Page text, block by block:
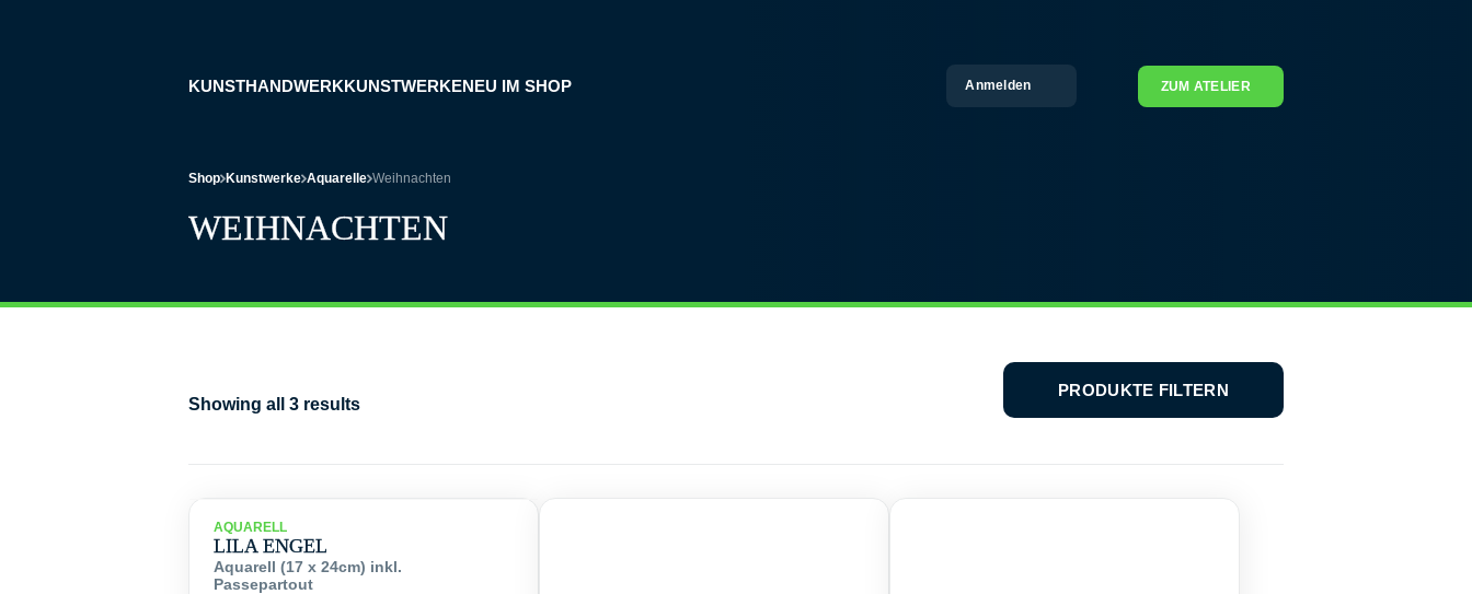
KUNSTHANDWERKKUNSTWERKENEU IM SHOP Anmelden ZUM ATELIER
Shop Kunstwerke Aquarelle Weihnachten
WEIHNACHTEN
PRODUKTE FILTERN
Showing all 3 results
AQUARELL
LILA ENGEL
Aquarell (17 x 24cm) inkl.
Passepartout